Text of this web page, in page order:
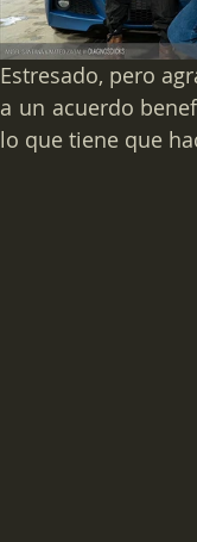
Estresado, pero
a un acuerdo
lo que tiene que